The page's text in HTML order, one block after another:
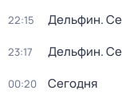
22:15 Дельфин.
23:17 Дельфин.
00:20 Сегодня